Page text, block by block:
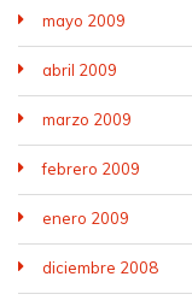
mayo 2009
abril 2009
marzo 2009
febrero 2009
enero 2009
diciembre 2008